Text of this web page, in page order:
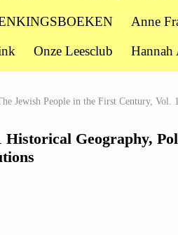
Anne
Onze Leesclub Hannah
Jewish People in the First Century,
Historical Geography,